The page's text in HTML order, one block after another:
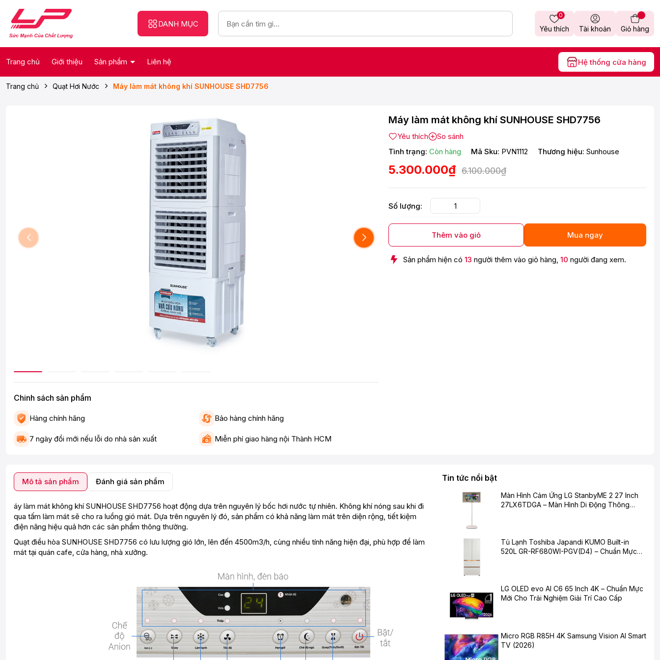
DANH MỤC
Yêu thích
0
Tài khoản Giỏ hàng
Trang chủ Giới thiệu Sản phẩm Liên hệ Hệ thống cửa hàng
Trang chủ Quạt Hơi Nước Máy làm mát không khí SUNHOUSE SHD7756
Chinh sách sản phẩm
Hàng chính hãng Bảo hàng chính hãng
7 ngày đổi mới nếu lỗi do nhà sản xuất Miễn phí giao hàng nội Thành HCM
Máy làm mát không khí SUNHOUSE SHD7756
Yêu thích
So sánh
Tình trạng: Còn hàng Mã Sku: PVN1112 Thương hiệu: Sunhouse
5.300.000₫ 6.100.000₫
Số lượng:
Thêm vào giỏ Mua ngay
Sản phẩm hiện có 13 người thêm vào giỏ hàng, 10 người đang xem.
Mô tả sản phẩm Đánh giá sản phẩm
áy làm mát không khí SUNHOUSE SHD7756 hoạt động dựa trên nguyên lý bốc hơi nước tự nhiên. Không khí nóng sau khi đi
qua tấm làm mát sẽ cho ra luồng gió mát. Dựa trên nguyên lý đó, sản phẩm có khả năng làm mát trên diện rộng, tiết kiệm
điện năng hiệu quả hơn các sản phẩm thông thường.
Quạt điều hòa SUNHOUSE SHD7756 có lưu lượng gió lớn, lên đến 4500m3/h, cùng nhiều tính năng hiện đại, phù hợp để làm
mát tại quán cafe, cửa hàng, nhà xưởng.
Tin tức nổi bật
Màn Hình Cảm Ứng LG StanbyME 2 27 Inch
27LX6TDGA – Màn Hình Di Động Thông
Tủ Lạnh Toshiba Japandi KUMO Built-in
520L GR-RF680WI-PGV(D4) – Chuẩn Mực
LG OLED evo AI C6 65 Inch 4K – Chuẩn Mực
Mới Cho Trải Nghiệm Giải Trí Cao Cấp
Micro RGB R85H 4K Samsung Vision AI Smart
TV (2026)